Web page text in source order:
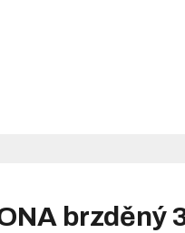
brzděný